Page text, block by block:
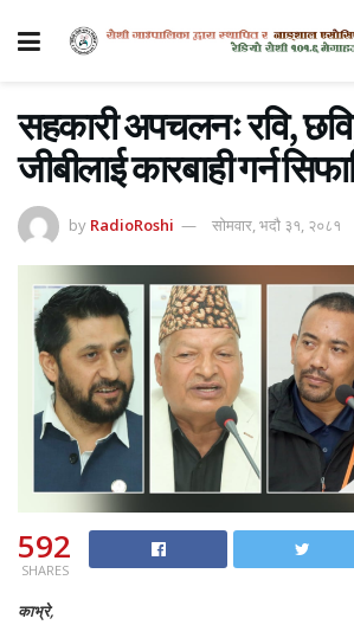
सहकारी अपचलनः रवि,
जीबीलाई कारबाही गर्न
by RadioRoshi सोमवार, भदौ ३१, २०८१
592
SHARES
काभ्रे,